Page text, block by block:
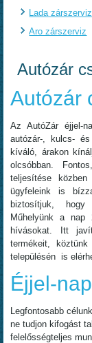
Lada zárszerviz
Aro zárszerviz
Autózár
Autózár
Az AutóZár éjjel-
autózár-, kulcs-
kíváló, árakon
olcsóbban.
teljesítése
ügyfeleink is
biztosítjuk, hogy
Műhelyünk a
hívásokat. Itt
termékeit,
településén is
Éjjel-
Legfontosabb
ne tudjon kifogást
felelősségteljes